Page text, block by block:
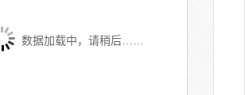
数据加载中，请稍后……